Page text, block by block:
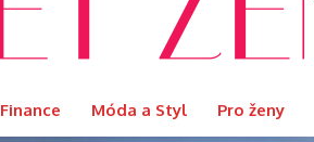
Finance Móda a Styl Pro ženy